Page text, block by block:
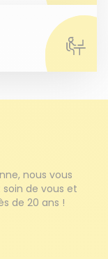
nous vous
de vous et
de 20 ans !